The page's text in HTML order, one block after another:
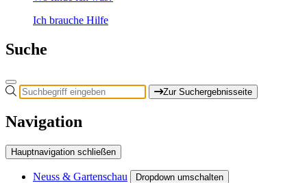
Ich brauche Hilfe
Suche
Zur Suchergebnisseite
Navigation
Hauptnavigation schließen
Neuss & Gartenschau Dropdown umschalten